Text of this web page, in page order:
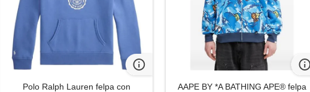
Polo Ralph Lauren felpa con
AAPE BY *A BATHING APE® felpa